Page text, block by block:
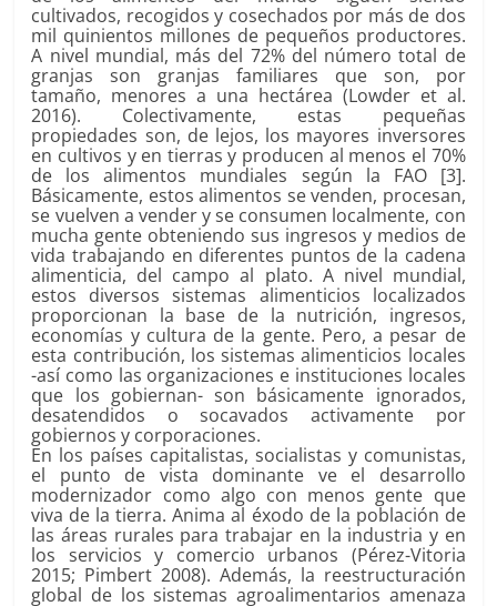
cultivados, recogidos y cosechados por más de dos
mil quinientos millones de pequeños productores.
A nivel mundial, más del 72% del número total de
granjas son granjas familiares que son, por
tamaño, menores a una hectárea (Lowder et al.
2016). Colectivamente, estas pequeñas
propiedades son, de lejos, los mayores inversores
en cultivos y en tierras y producen al menos el 70%
de los alimentos mundiales según la FAO [3].
Básicamente, estos alimentos se venden, procesan,
se vuelven a vender y se consumen localmente, con
mucha gente obteniendo sus ingresos y medios de
vida trabajando en diferentes puntos de la cadena
alimenticia, del campo al plato. A nivel mundial,
estos diversos sistemas alimenticios localizados
proporcionan la base de la nutrición, ingresos,
economías y cultura de la gente. Pero, a pesar de
esta contribución, los sistemas alimenticios locales
-así como las organizaciones e instituciones locales
que los gobiernan- son básicamente ignorados,
desatendidos o socavados activamente por
gobiernos y corporaciones.
En los países capitalistas, socialistas y comunistas,
el punto de vista dominante ve el desarrollo
modernizador como algo con menos gente que
viva de la tierra. Anima al éxodo de la población de
las áreas rurales para trabajar en la industria y en
los servicios y comercio urbanos (Pérez-Vitoria
2015; Pimbert 2008). Además, la reestructuración
global de los sistemas agroalimentarios amenaza